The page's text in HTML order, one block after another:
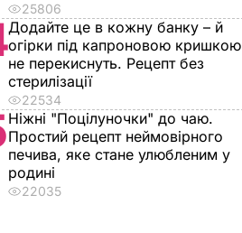
25806
Додайте це в кожну банку – й
огірки під капроновою кришкою
не перекиснуть. Рецепт без
стерилізації
22534
Ніжні "Поцілуночки" до чаю.
Простий рецепт неймовірного
печива, яке стане улюбленим у
родині
22035